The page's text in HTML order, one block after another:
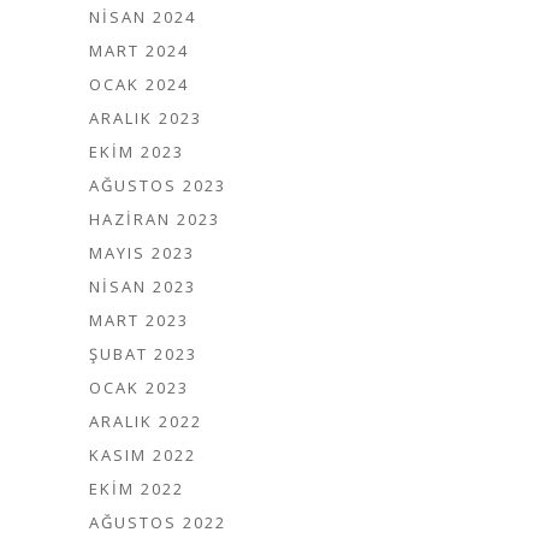
NISAN 2024
MART 2024
OCAK 2024
ARALIK 2023
EKIM 2023
AĞUSTOS 2023
HAZIRAN 2023
MAYIS 2023
NISAN 2023
MART 2023
ŞUBAT 2023
OCAK 2023
ARALIK 2022
KASIM 2022
EKIM 2022
AĞUSTOS 2022